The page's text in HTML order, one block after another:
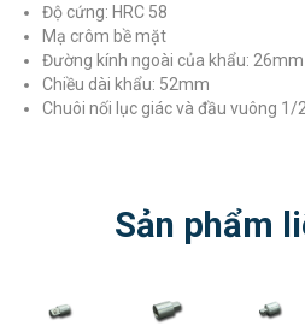
Độ cứng: HRC 58
Mạ crôm bề mặt
Đường kính ngoài của khẩu: 26mm
Chiều dài khẩu: 52mm
Chuôi nối lục giác và đầu vuông 1/
Sản phẩm